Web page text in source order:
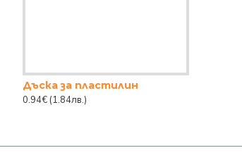
Дъска за пластилин
0.94€ (1.84лв.)